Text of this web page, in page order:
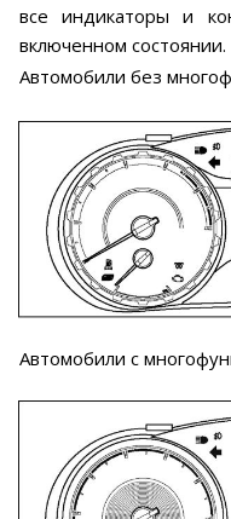
все индикаторы и
включенном состоянии.
Автомобили без
Автомобили с